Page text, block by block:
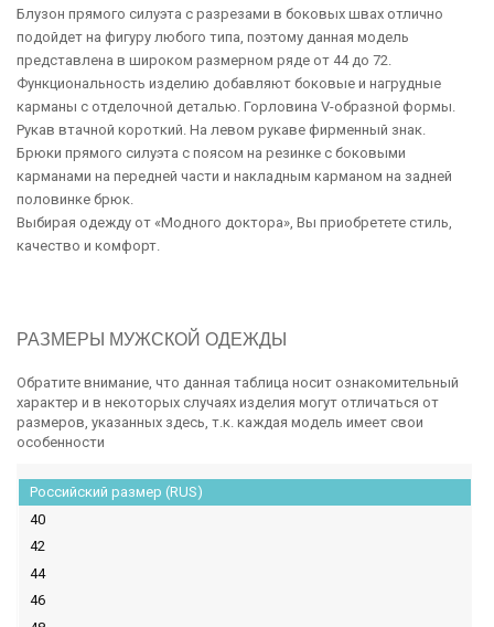
Блузон прямого силуэта с разрезами в боковых швах отлично
подойдет на фигуру любого типа, поэтому данная модель
представлена в широком размерном ряде от 44 до 72.
Функциональность изделию добавляют боковые и нагрудные
карманы c отделочной деталью. Горловина V-образной формы.
Рукав втачной короткий. На левом рукаве фирменный знак.
Брюки прямого силуэта с поясом на резинке с боковыми
карманами на передней части и накладным карманом на задней
половинке брюк.
Выбирая одежду от «Модного доктора», Вы приобретете стиль,
качество и комфорт.
РАЗМЕРЫ МУЖСКОЙ ОДЕЖДЫ
Обратите внимание, что данная таблица носит ознакомительный
характер и в некоторых случаях изделия могут отличаться от
размеров, указанных здесь, т.к. каждая модель имеет свои
особенности
Российский размер (RUS)
40
42
44
46